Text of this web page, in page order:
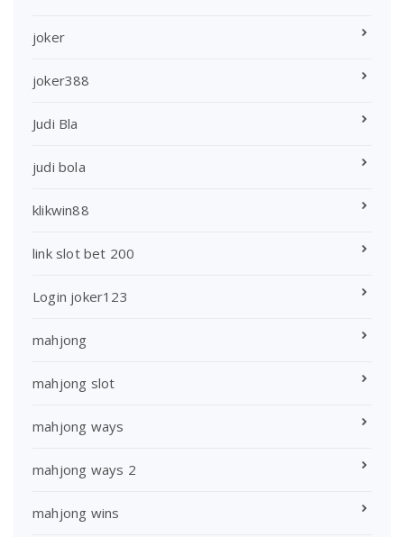
joker
joker388
Judi Bla
judi bola
klikwin88
link slot bet 200
Login joker123
mahjong
mahjong slot
mahjong ways
mahjong ways 2
mahjong wins